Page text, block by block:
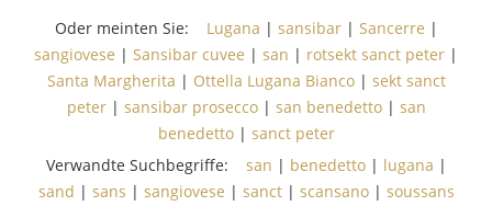
Oder meinten Sie: Lugana | sansibar| Sancerre |
sangiovese | Sansibar cuvee | san | rotsekt sanct peter |
Santa Margherita | Ottella Lugana Bianco| sekt sanct
peter| sansibar prosecco| san benedetto| san
benedetto| sanct peter
Verwandte Suchbegriffe:
san | benedetto| lugana |
sand | sans | sangiovese | sanct| scansano| soussans